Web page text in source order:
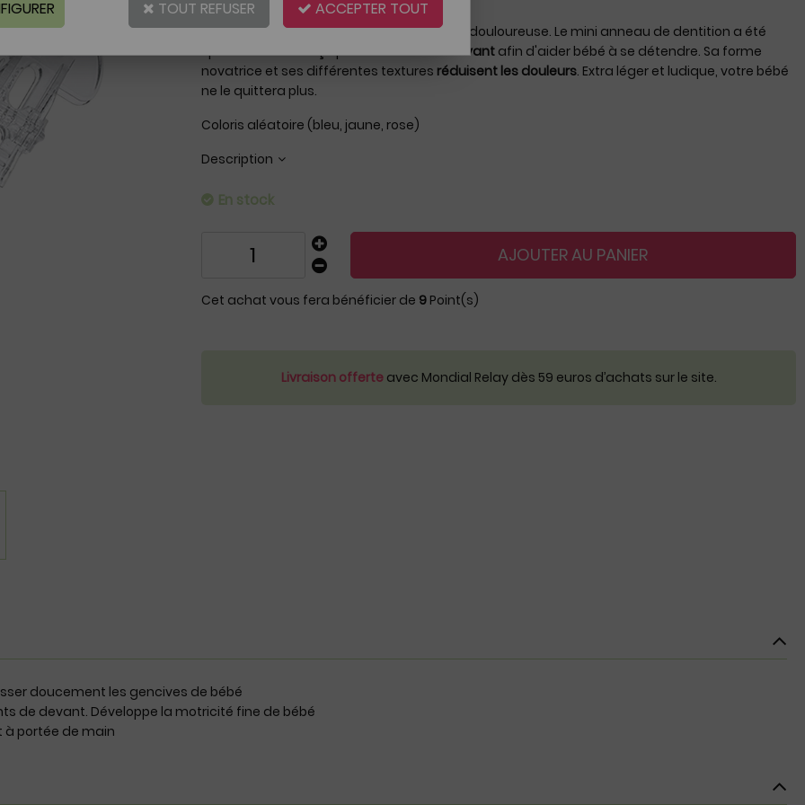
Réf. :AR0003199
L'arrivée des premières dentsest souvent douloureuse. Le mini anneau de dentition a été
spécialement conçu pour lesdents de devant afin d'aider bébé à se détendre. Sa forme
novatrice et ses différentes textures réduisent les douleurs. Extra léger et ludique, votre bébé
ne le quittera plus.
Coloris aléatoire (bleu, jaune, rose)
Description
En stock
AJOUTER AU PANIER
Cet achat vous fera bénéficier de 9 Point(s)
Livraison offerteavec Mondial Relay dès 59 euros d’achats sur le site.
doucement les gencives de bébé
de devant. Développe la motricité fine de bébé
à portée de main
TOUT REFUSER ACCEPTER TOUT